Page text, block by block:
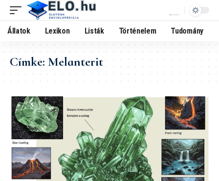
Állatok Lexikon Listák Történelem Tudomány
Címke:Melanterit